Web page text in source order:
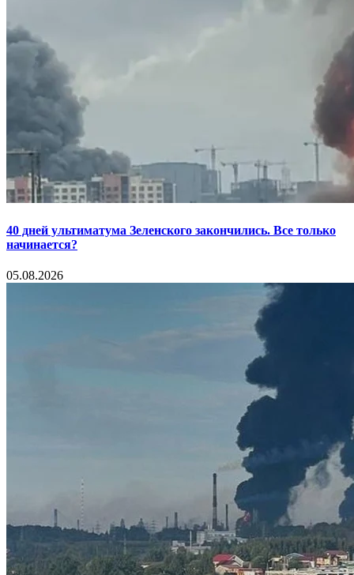
40 дней ультиматума Зеленского закончились. Все только
начинается?
05.08.2026